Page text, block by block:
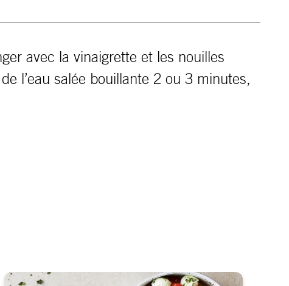
avec la vinaigrette et les nouilles
l’eau salée bouillante 2 ou 3 minutes,